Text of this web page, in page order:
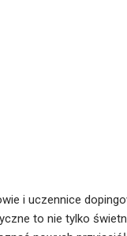
i uczennice
to nie tylko